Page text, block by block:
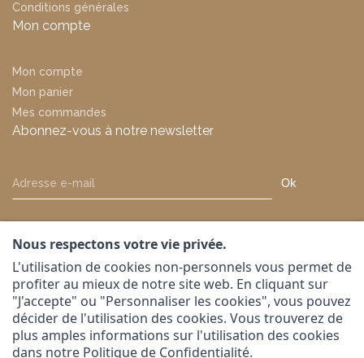
Nous respectons votre vie privée.
L'utilisation de cookies non-personnels vous permet de
profiter au mieux de notre site web. En cliquant sur
"J'accepte" ou "Personnaliser les cookies", vous pouvez
décider de l'utilisation des cookies. Vous trouverez de
plus amples informations sur l'utilisation des cookies
dans notre Politique de Confidentialité.
Conditions générales
Mon compte
Mon compte
Mon panier
Mes commandes
Abonnez-vous à notre newsletter
Ok
Suivez-nous sur